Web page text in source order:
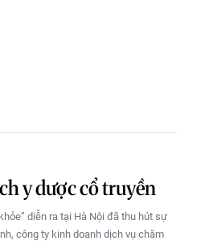
y dược cổ truyền
diễn ra tại Hà Nội đã thu hút sự
công ty kinh doanh dịch vụ chăm